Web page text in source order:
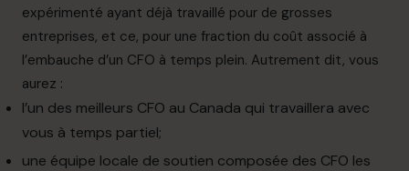
expérimenté ayant déjà travaillé pour de grosses
entreprises, et ce, pour une fraction du coût associé à
l’embauche d’un CFO à temps plein. Autrement dit, vous
aurez :
l’un des meilleurs CFO au Canada qui travaillera avec
vous à temps partiel;
une équipe locale de soutien composée des CFO les